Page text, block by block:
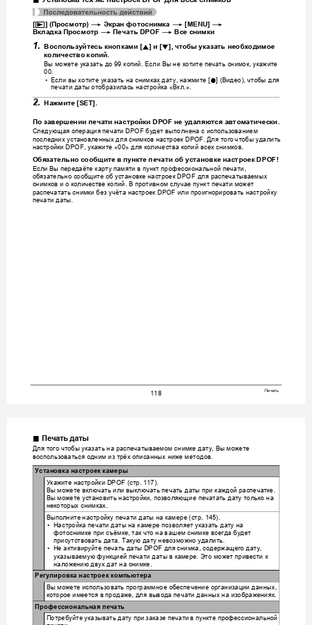
[p] (Просмотр) * Экран фотоснимка * [MENU] *
Вкладка Просмотр * Печать DPOF * Все снимки
1. Воспользуйтесь кнопками [ 8 ] и 2 ], чтобы указать необходимое
количество копий.
Вы можете указать до 99 копий. Если Вы не хотите печать снимок, укажите
00.
•
Если вы хотите указать на снимках дату, нажмите 0 ] (Видео ), чтобы для
печати даты отобразилась настройка «Вкл.».
2. Нажмите [SET].
По завершении печати настройки DPOF не удаляются автоматически.
Следующая операция печати DPOF будет выполнена с использованием
последних установленных для снимков настроек DPOF. Для того чтобы удалить
настройки DPOF, укажите «00» для количества копий всех снимков.
Обязательно сообщите в пункте печати об установке настроек DPOF!
Если Вы передаёте карту памяти в пункт профессиональной печати,
обязательно сообщите об установке настроек DPOF для распечатываемых
снимков и о количестве копий. В противном случае пункт печати может
распечатать снимки без учёта настроек DPOF или проигнорировать настройку
печати даты.
Печать
118
Печать даты
Для того чтобы указать на распечатываемом снимке дату, Вы можете
воспользоваться одним из трёх описанных ниже методов.
Установка настроек камеры
Укажите настройки DPOF (стр . 117).
Вы можете включать или выключать печать даты при каждой распечатке
Вы можете установить настройки, позволяющие печатать дату только на
некоторых снимках.
Выполните настройку печати даты на камере ( стр . 145).
•
Настройка печати даты на камере позволяет указать дату на
фотоснимке при съёмке, так что на вашем снимке всегда будет
присутствовать дата. Такую дату невозможно удалить.
•
Не активируйте печать даты DPOF для снимка, содержащего дату,
указываемую функцией печати даты в камере Это может привести к
наложению двух дат на снимке
Регулировка настроек компьютера
Вы можете использовать программное обеспечение организации данных,
которое имеется в продаже, для вывода печати данных на изображениях.
Профессиональная печать
Потребуйте указывать дату при заказе печати в пункте профессиональной